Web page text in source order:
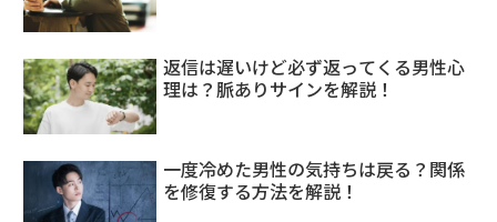
返信は遅いけど必ず返ってくる男性心
理は？脈ありサインを解説！
一度冷めた男性の気持ちは戻る？関係
を修復する方法を解説！